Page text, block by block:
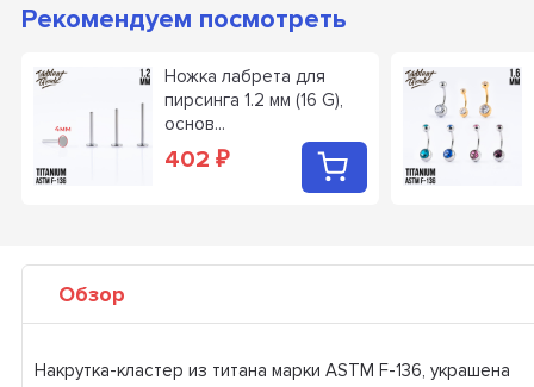
Рекомендуем посмотреть
Ножка лабрета для
пирсинга 1.2 мм (16 G),
основ...
402₽
Обзор
Накрутка-кластер из титана марки ASTM F-136, украшена